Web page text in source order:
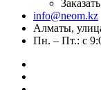
info@neom.kz
Алматы,
Пн. – Пт.: с